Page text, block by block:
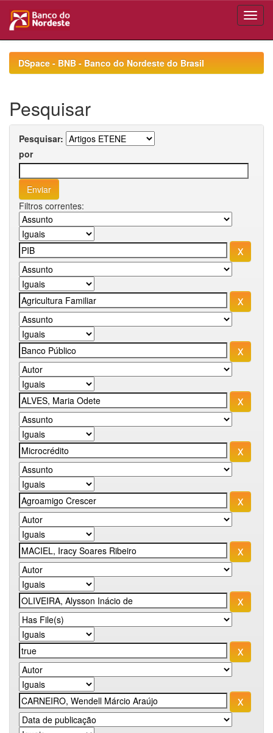
navigationDSpace - BNB - Banco do Nordeste do Brasil
Pesquisar
Pesquisar:
por
Filtros correntes: